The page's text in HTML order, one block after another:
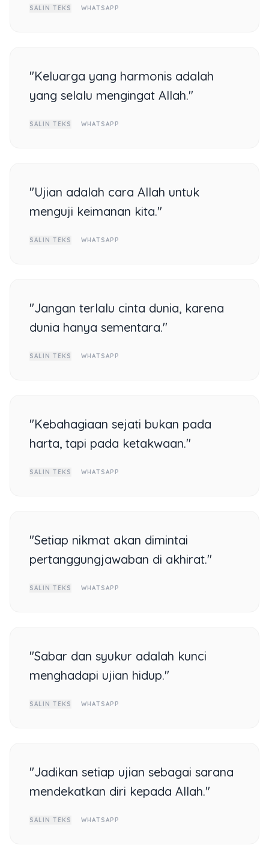
SALIN TEKS WHATSAPP
"Keluarga yang harmonis adalah
yang selalu mengingat Allah."
SALIN TEKS WHATSAPP
"Ujian adalah cara Allah untuk
menguji keimanan kita."
SALIN TEKS WHATSAPP
"Jangan terlalu cinta dunia, karena
dunia hanya sementara."
SALIN TEKS WHATSAPP
"Kebahagiaan sejati bukan pada
harta, tapi pada ketakwaan."
SALIN TEKS WHATSAPP
"Setiap nikmat akan dimintai
pertanggungjawaban di akhirat."
SALIN TEKS WHATSAPP
"Sabar dan syukur adalah kunci
menghadapi ujian hidup."
SALIN TEKS WHATSAPP
"Jadikan setiap ujian sebagai sarana
mendekatkan diri kepada Allah."
SALIN TEKS WHATSAPP